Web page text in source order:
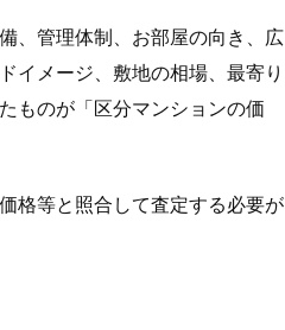
、管理体制、お部屋の向き、広
イメージ、敷地の相場、最寄り
ものが「区分マンションの価
格等と照合して査定する必要が